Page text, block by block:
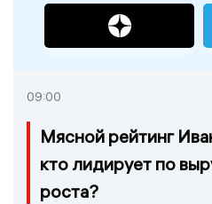
09:00
Мясной рейтинг
кто лидирует по
роста?